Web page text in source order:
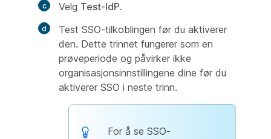
Velg Test-IdP.
Test SSO-tilkoblingen før du aktiverer
den. Dette trinnet fungerer som en
prøveperiode og påvirker ikke
organisasjonsinnstillingene dine før du
aktiverer SSO i neste trinn.
For å se SSO-